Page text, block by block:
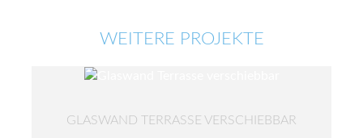
WEITERE PROJEKTE
GLASWAND TERRASSE VERSCHIEBBAR